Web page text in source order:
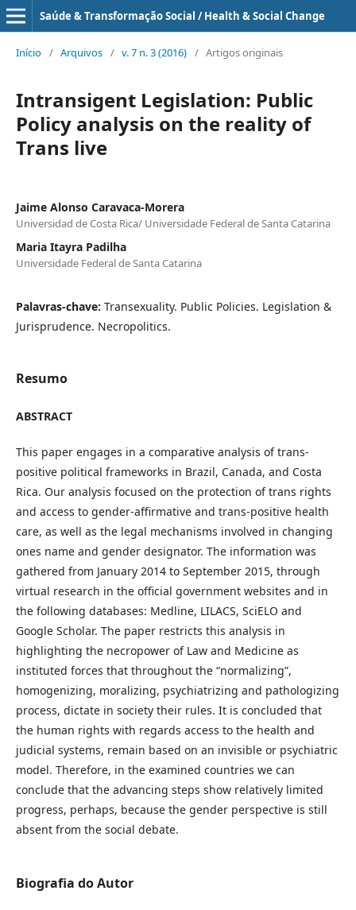
Saúde & Transformação Social / Health & Social Change
Início / Arquivos / v. 7 n. 3 (2016) / Artigos originais
Intransigent Legislation: Public
Policy analysis on the reality of
Trans live
Jaime Alonso Caravaca-Morera
Universidad de Costa Rica/ Universidade Federal de Santa Catarina
Maria Itayra Padilha
Universidade Federal de Santa Catarina
Palavras-chave: Transexuality. Public Policies. Legislation &
Jurisprudence. Necropolitics.
Resumo
ABSTRACT
This paper engages in a comparative analysis of trans-
positive political frameworks in Brazil, Canada, and Costa
Rica. Our analysis focused on the protection of trans rights
and access to gender-affirmative and trans-positive health
care, as well as the legal mechanisms involved in changing
ones name and gender designator. The information was
gathered from January 2014 to September 2015, through
virtual research in the official government websites and in
the following databases: Medline, LILACS, SciELO and
Google Scholar. The paper restricts this analysis in
highlighting the necropower of Law and Medicine as
instituted forces that throughout the “normalizing”,
homogenizing, moralizing, psychiatrizing and pathologizing
process, dictate in society their rules. It is concluded that
the human rights with regards access to the health and
judicial systems, remain based on an invisible or psychiatric
model. Therefore, in the examined countries we can
conclude that the advancing steps show relatively limited
progress, perhaps, because the gender perspective is still
absent from the social debate.
Biografia do Autor